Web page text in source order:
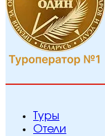
Туры
Отели